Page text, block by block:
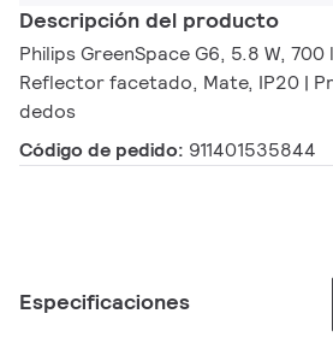
Descripción del producto
Philips GreenSpace G6, 5.8 W, 700
Reflector facetado, Mate, IP20 |
dedos
Código de pedido: 911401535844
Especificaciones